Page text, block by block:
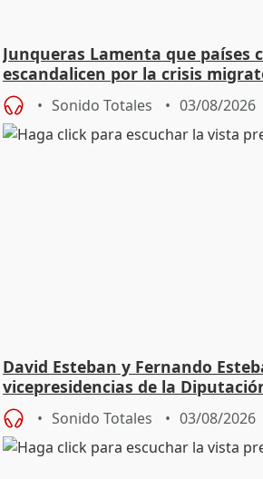
Junqueras Lamenta que países
escandalicen por la crisis
Sonido Totales 03/08/2026
David Esteban y Fernando
vicepresidencias de la
Sonido Totales 03/08/2026